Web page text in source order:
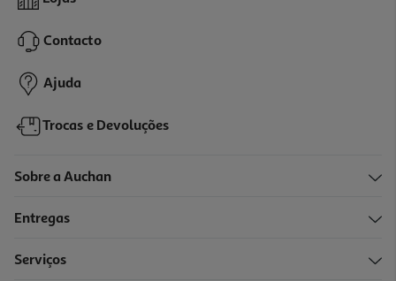
Contacto
Ajuda
Trocas e Devoluções
Sobre a Auchan
Entregas
Serviços